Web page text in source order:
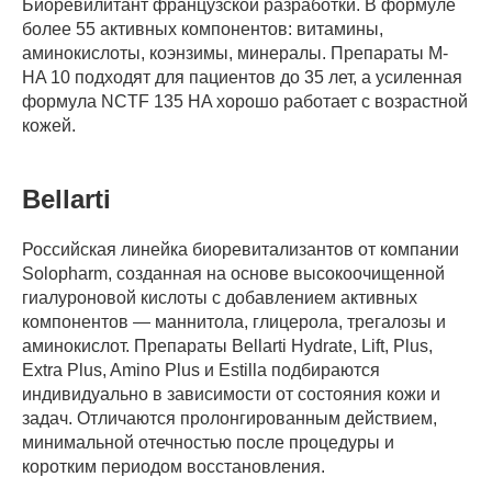
Биоревилитант французской разработки. В формуле
более 55 активных компонентов: витамины,
аминокислоты, коэнзимы, минералы. Препараты M-
HA 10 подходят для пациентов до 35 лет, а усиленная
формула NCTF 135 HA хорошо работает с возрастной
кожей.
Bellarti
Российская линейка биоревитализантов от компании
Solopharm, созданная на основе высокоочищенной
гиалуроновой кислоты с добавлением активных
компонентов — маннитола, глицерола, трегалозы и
аминокислот. Препараты Bellarti Hydrate, Lift, Plus,
Extra Plus, Amino Plus и Estilla подбираются
индивидуально в зависимости от состояния кожи и
задач. Отличаются пролонгированным действием,
минимальной отечностью после процедуры и
коротким периодом восстановления.